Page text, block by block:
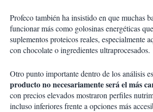
Profeco también ha insistido en que muchas
funcionar más como golosinas energéticas
suplementos proteicos reales, especialmente
con chocolate o ingredientes ultraprocesados.
Otro punto importante dentro de los análisis
producto no necesariamente será el más
con precios elevados mostraron perfiles
incluso inferiores frente a opciones más